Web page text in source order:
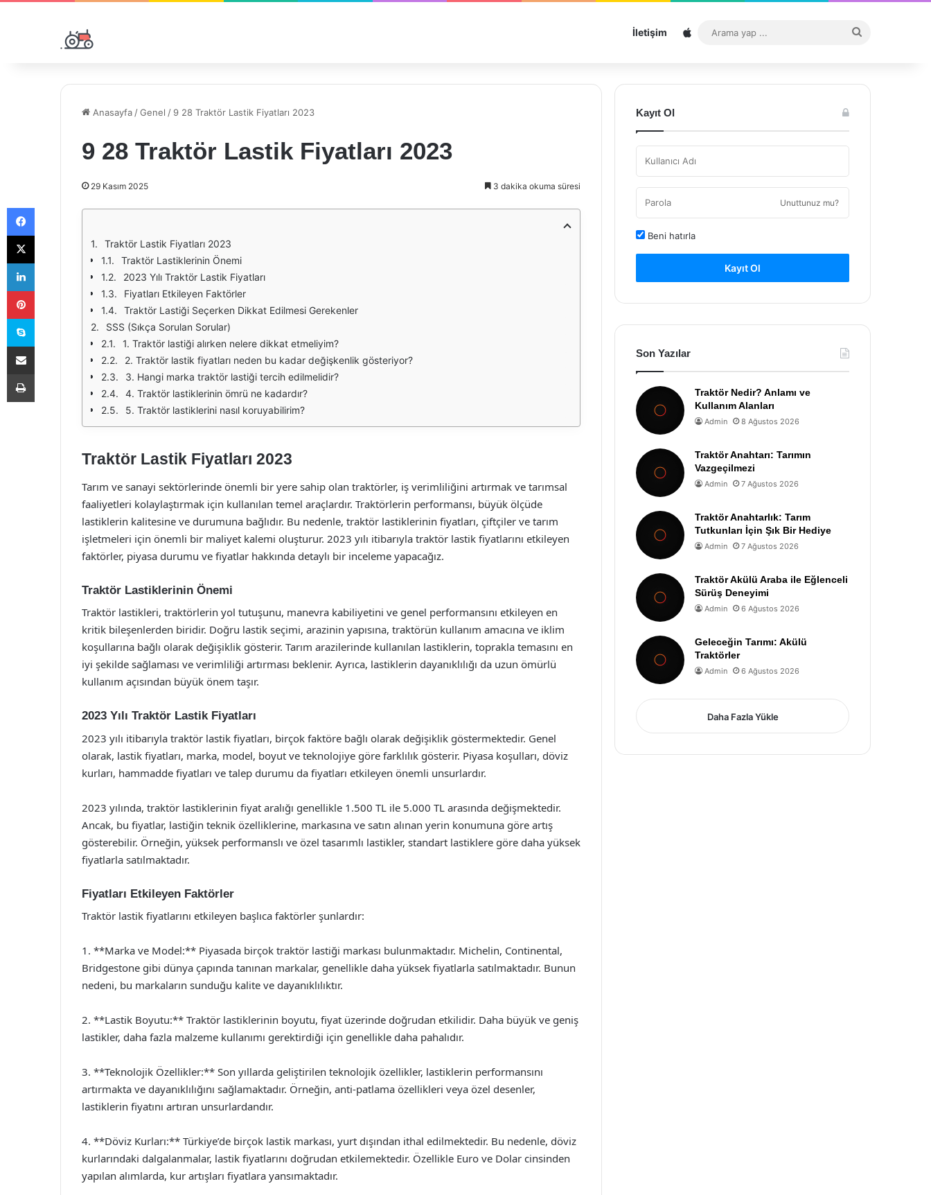
İletişim Sitemap
...
Anasayfa /Genel / 9 28 Traktör Lastik Fiyatları 2023
9 28 Traktör Lastik Fiyatları 2023
29 Kasım 2025 3 dakika okuma süresi
Traktör Lastik Fiyatları 2023
Traktör Lastiklerinin Önemi
2023 Yılı Traktör Lastik Fiyatları
Fiyatları Etkileyen Faktörler
Traktör Lastiği Seçerken Dikkat Edilmesi Gerekenler
SSS (Sıkça Sorulan Sorular)
1. Traktör lastiği alırken nelere dikkat etmeliyim?
2. Traktör lastik fiyatları neden bu kadar değişkenlik gösteriyor?
3. Hangi marka traktör lastiği tercih edilmelidir?
4. Traktör lastiklerinin ömrü ne kadardır?
5. Traktör lastiklerini nasıl koruyabilirim?
Traktör Lastik Fiyatları 2023
Tarım ve sanayi sektörlerinde önemli bir yere sahip olan traktörler, iş verimliliğini artırmak ve tarımsal
faaliyetleri kolaylaştırmak için kullanılan temel araçlardır. Traktörlerin performansı, büyük ölçüde
lastiklerin kalitesine ve durumuna bağlıdır. Bu nedenle, traktör lastiklerinin fiyatları, çiftçiler ve tarım
işletmeleri için önemli bir maliyet kalemi oluşturur. 2023 yılı itibarıyla traktör lastik fiyatlarını etkileyen
faktörler, piyasa durumu ve fiyatlar hakkında detaylı bir inceleme yapacağız.
Traktör Lastiklerinin Önemi
Traktör lastikleri, traktörlerin yol tutuşunu, manevra kabiliyetini ve genel performansını etkileyen en
kritik bileşenlerden biridir. Doğru lastik seçimi, arazinin yapısına, traktörün kullanım amacına ve iklim
koşullarına bağlı olarak değişiklik gösterir. Tarım arazilerinde kullanılan lastiklerin, toprakla temasını en
iyi şekilde sağlaması ve verimliliği artırması beklenir. Ayrıca, lastiklerin dayanıklılığı da uzun ömürlü
kullanım açısından büyük önem taşır.
2023 Yılı Traktör Lastik Fiyatları
2023 yılı itibarıyla traktör lastik fiyatları, birçok faktöre bağlı olarak değişiklik göstermektedir. Genel
olarak, lastik fiyatları, marka, model, boyut ve teknolojiye göre farklılık gösterir. Piyasa koşulları, döviz
kurları, hammadde fiyatları ve talep durumu da fiyatları etkileyen önemli unsurlardır.
2023 yılında, traktör lastiklerinin fiyat aralığı genellikle 1.500 TL ile 5.000 TL arasında değişmektedir.
Ancak, bu fiyatlar, lastiğin teknik özelliklerine, markasına ve satın alınan yerin konumuna göre artış
gösterebilir. Örneğin, yüksek performanslı ve özel tasarımlı lastikler, standart lastiklere göre daha yüksek
fiyatlarla satılmaktadır.
Fiyatları Etkileyen Faktörler
Traktör lastik fiyatlarını etkileyen başlıca faktörler şunlardır:
1. **Marka ve Model:** Piyasada birçok traktör lastiği markası bulunmaktadır. Michelin, Continental,
Bridgestone gibi dünya çapında tanınan markalar, genellikle daha yüksek fiyatlarla satılmaktadır. Bunun
nedeni, bu markaların sunduğu kalite ve dayanıklılıktır.
2. **Lastik Boyutu:** Traktör lastiklerinin boyutu, fiyat üzerinde doğrudan etkilidir. Daha büyük ve geniş
lastikler, daha fazla malzeme kullanımı gerektirdiği için genellikle daha pahalıdır.
3. **Teknolojik Özellikler:** Son yıllarda geliştirilen teknolojik özellikler, lastiklerin performansını
artırmakta ve dayanıklılığını sağlamaktadır. Örneğin, anti-patlama özellikleri veya özel desenler,
lastiklerin fiyatını artıran unsurlardandır.
4. **Döviz Kurları:** Türkiye’de birçok lastik markası, yurt dışından ithal edilmektedir. Bu nedenle, döviz
kurlarındaki dalgalanmalar, lastik fiyatlarını doğrudan etkilemektedir. Özellikle Euro ve Dolar cinsinden
yapılan alımlarda, kur artışları fiyatlara yansımaktadır.
Kayıt Ol
Unuttunuz mu?
Beni hatırla
Kayıt Ol
Son Yazılar
Traktör Nedir? Anlamı ve
Kullanım Alanları
Admin 8 Ağustos 2026
Traktör Anahtarı: Tarımın
Vazgeçilmezi
Admin 7 Ağustos 2026
Traktör Anahtarlık: Tarım
Tutkunları İçin Şık Bir Hediye
Admin 7 Ağustos 2026
Traktör Akülü Araba ile Eğlenceli
Sürüş Deneyimi
Admin 6 Ağustos 2026
Geleceğin Tarımı: Akülü
Traktörler
Admin 6 Ağustos 2026
Daha Fazla Yükle
Facebook
X
LinkedIn
Pinterest
Skype
E-Posta ile paylaş